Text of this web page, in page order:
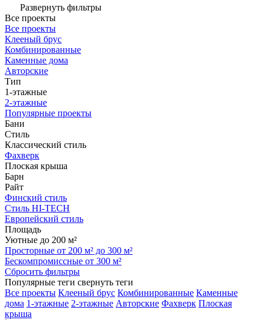
Развернуть фильтры
Все проекты
Все проекты
Клееный брус
Комбинированные
Каменные дома
Авторские
Тип
1-этажные
2-этажные
Популярные проекты
Бани
Стиль
Классический стиль
Фахверк
Плоская крыша
Барн
Райт
Финский стиль
Стиль HI-TECH
Европейский стиль
Площадь
Уютные до 200 м²
Просторные от 200 м² до 300 м²
Бескомпромиссные от 300 м²
Сбросить фильтры
Популярные теги свернуть теги
Все проекты Клееный брус Комбинированные Каменные
дома 1-этажные 2-этажные Авторские Фахверк Плоская
крыша